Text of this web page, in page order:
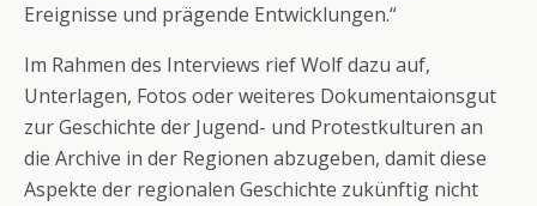
Ereignisse und prägende Entwicklungen.“
Im Rahmen des Interviews rief Wolf dazu auf,
Unterlagen, Fotos oder weiteres Dokumentaionsgut
zur Geschichte der Jugend- und Protestkulturen an
die Archive in der Regionen abzugeben, damit diese
Aspekte der regionalen Geschichte zukünftig nicht